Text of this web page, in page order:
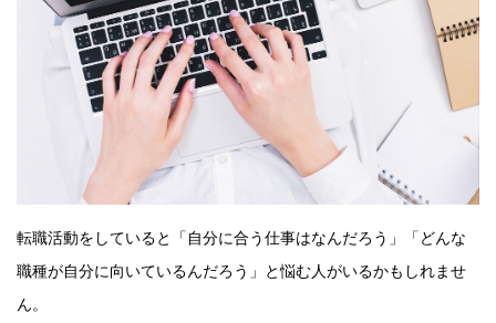
転職活動をしていると「自分に合う仕事はなんだろう」「どんな
職種が自分に向いているんだろう」と悩む人がいるかもしれませ
ん。